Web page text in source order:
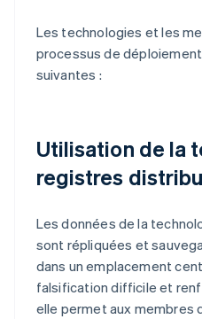
Les technologies et les
processus de
suivantes :
Utilisation de la
registres
Les données de la
sont répliquées et
dans un emplacement
falsification difficile et
elle permet aux membres